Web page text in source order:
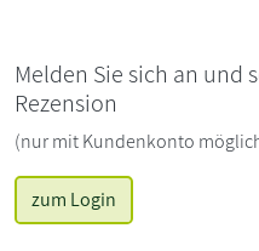
Melden Sie sich an und
Rezension
(nur mit Kundenkonto
zum Login